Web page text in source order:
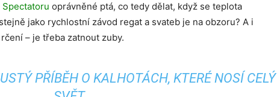
Spectatoru oprávněné ptá, co tedy dělat, když se teplota
jako rychlostní závod regat a svateb je na obzoru? A i
– je třeba zatnout zuby.
PŘÍBĚH O KALHOTÁCH, KTERÉ NOSÍ CELÝ